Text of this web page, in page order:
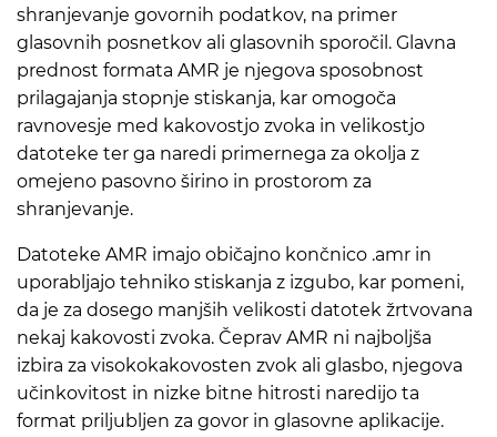
shranjevanje govornih podatkov, na primer
glasovnih posnetkov ali glasovnih sporočil. Glavna
prednost formata AMR je njegova sposobnost
prilagajanja stopnje stiskanja, kar omogoča
ravnovesje med kakovostjo zvoka in velikostjo
datoteke ter ga naredi primernega za okolja z
omejeno pasovno širino in prostorom za
shranjevanje.
Datoteke AMR imajo običajno končnico .amr in
uporabljajo tehniko stiskanja z izgubo, kar pomeni,
da je za dosego manjših velikosti datotek žrtvovana
nekaj kakovosti zvoka. Čeprav AMR ni najboljša
izbira za visokokakovosten zvok ali glasbo, njegova
učinkovitost in nizke bitne hitrosti naredijo ta
format priljubljen za govor in glasovne aplikacije.